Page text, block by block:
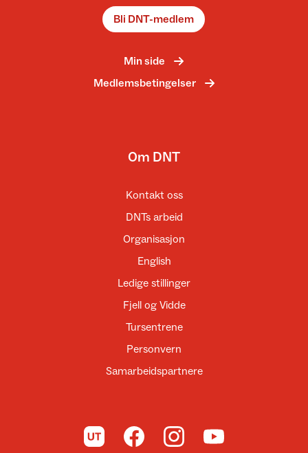
Bli DNT-medlem
Min side
Medlemsbetingelser
Om DNT
Kontakt oss
DNTs arbeid
Organisasjon
English
Ledige stillinger
Fjell og Vidde
Tursentrene
Personvern
Samarbeidspartnere
Til UT.no Til DNT på Facebook
Til DNT på Instagram
Til DNT på YouTube